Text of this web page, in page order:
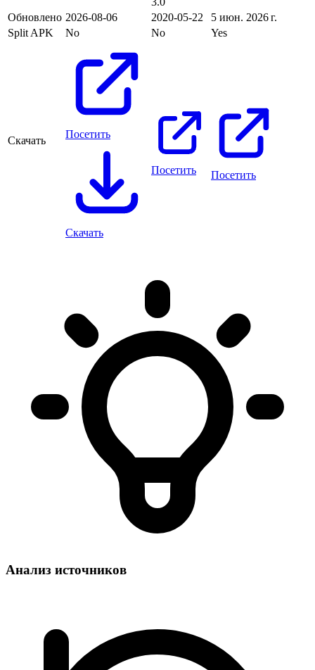
Обновлено 2026-08-06 2020-05-22
5 июн. 2026 г.
Split APK
No No Yes
Скачать
Посетить
Скачать
Посетить Посетить
Анализ источников